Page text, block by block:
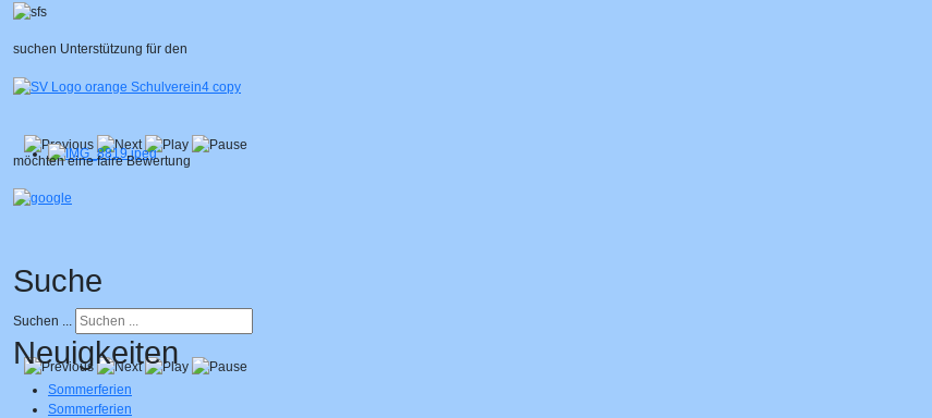
suchen Unterstützung für den
möchten eine faire Bewertung
Suche
Suchen ...
Neuigkeiten
Sommerferien
Sommerferien